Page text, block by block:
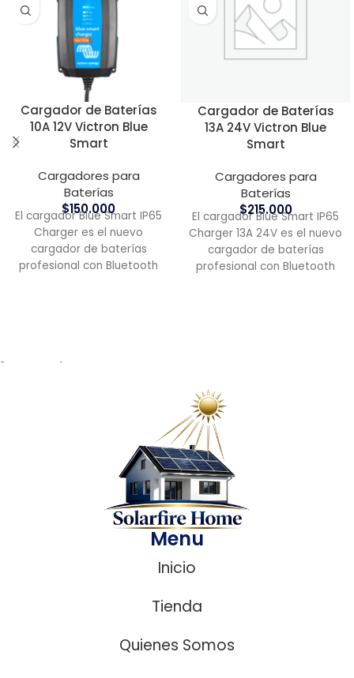
Cargador de Baterías
10A 12V Victron Blue
Smart
Cargadores para
Baterías
$150.000
El cargador Blue Smart IP65
Charger es el nuevo
cargador de baterías
profesional con Bluetooth
Cargador de Baterías
13A 24V Victron Blue
Smart
Cargadores para
Baterías
$215.000
El cargador Blue Smart IP65
Charger 13A 24V es el nuevo
cargador de baterías
profesional con Bluetooth
Menu
Inicio
Tienda
Quienes Somos